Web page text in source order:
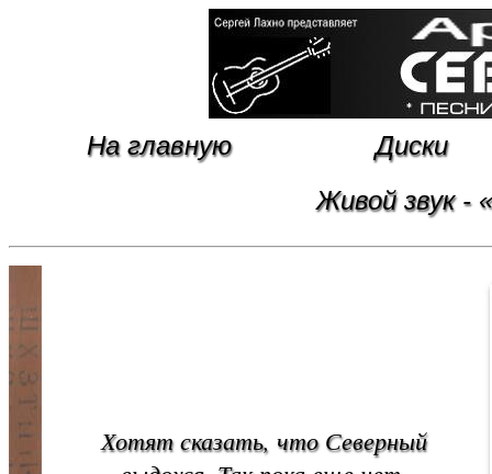
На главную
Диски
Живой звук -
Хотят сказать, что Северный